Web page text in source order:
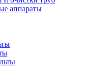
аппараты